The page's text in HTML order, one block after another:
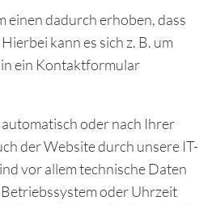
einen dadurch erhoben, dass
kann es sich z. B. um
in ein Kontaktformular
oder nach Ihrer
der Website durch unsere IT-
vor allem technische Daten
oder Uhrzeit